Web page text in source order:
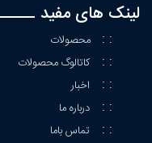
لینک های مفید
: : محصولات
: :کاتالوگ محصولات
: : اخبار
: : درباره ما
: : تماس باما